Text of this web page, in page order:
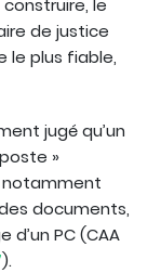
le
de justice
le plus fiable,
jugé qu’un
»
notamment
documents,
PC (CAA
).